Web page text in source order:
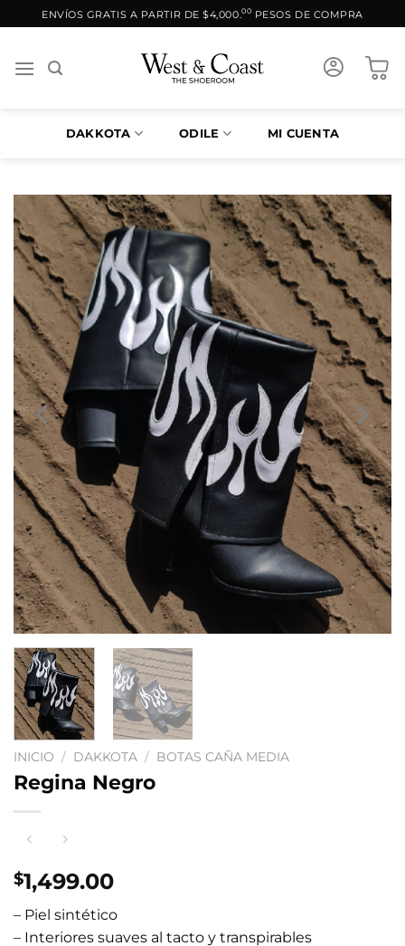
al
ENVÍOS GRATIS A PARTIR DE $4,000.00 PESOS DE COMPRA
DAKKOTA ODILE MI CUENTA
INICIO / DAKKOTA / BOTAS CAÑA MEDIA
Regina Negro
$1,499.00
– Piel sintético
– Interiores suaves al tacto y transpirables